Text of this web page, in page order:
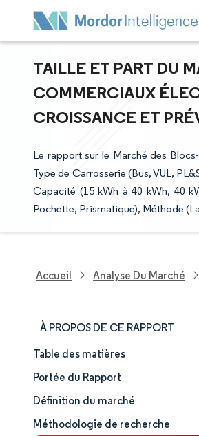
TAILLE ET PART DU
COMMERCIAUX
CROISSANCE ET
Le rapport sur le Marché des
Type de Carrosserie (Bus, VUL,
Capacité (15 kWh à 40 kWh, 40
Pochette, Prismatique), Méthode
Accueil Analyse Du Marché
À PROPOS DE CE RAPPORT
Aperçu du marché
Analyse du marché
Principales tendances du marché
Table des matières
Portée du Rapport
Définition du marché
Méthodologie de recherche